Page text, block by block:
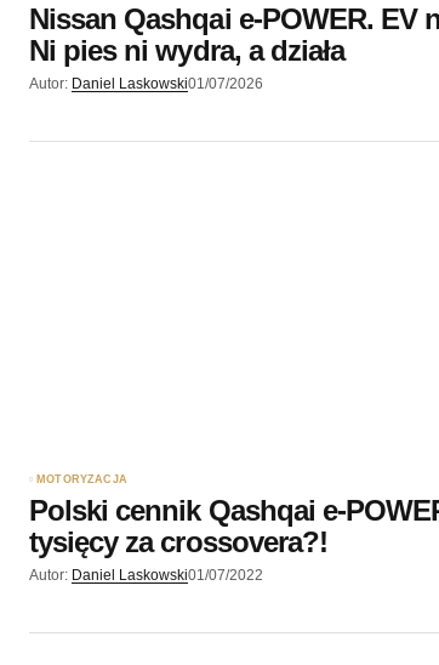
Nissan Qashqai e-POWER. EV
Ni pies ni wydra, a działa
Autor: Daniel Laskowski01/07/2026
MOTORYZACJA
Polski cennik Qashqai e-
tysięcy za crossovera?!
Autor: Daniel Laskowski01/07/2022